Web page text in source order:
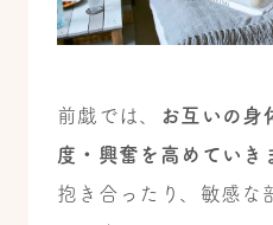
前戯では、
お互いの身
度・興奮を高めていき
抱き合ったり、敏感な